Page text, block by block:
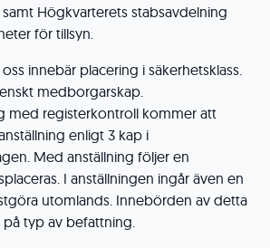
Högkvarterets stabsavdelning
för tillsyn.
innebär placering i säkerhetsklass.
medborgarskap.
med registerkontroll kommer att
enligt 3 kap i
Med anställning följer en
I anställningen ingår även en
utomlands. Innebörden av detta
typ av befattning.